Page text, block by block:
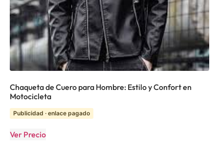
Chaqueta de Cuero para Hombre: Estilo y Confort en
Motocicleta
Publicidad · enlace pagado
Ver Precio